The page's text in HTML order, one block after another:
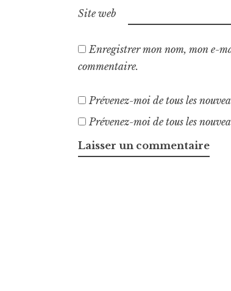
Site web
Enregistrer mon nom, mon e-
commentaire.
Prévenez-moi de tous les
Prévenez-moi de tous les